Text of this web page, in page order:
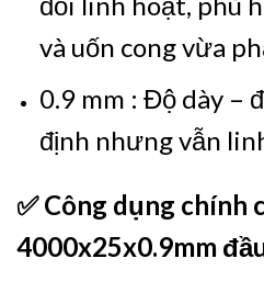
và uốn cong vừa
0.9 mm : Độ dày –
định nhưng vẫn
✅ Công dụng chính
4000x25x0.9mm